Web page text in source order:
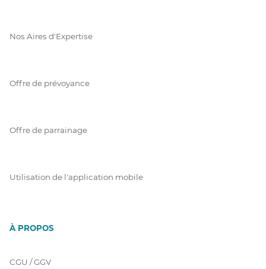
Nos Aires d'Expertise
Offre de prévoyance
Offre de parrainage
Utilisation de l'application mobile
À PROPOS
CGU / GGV